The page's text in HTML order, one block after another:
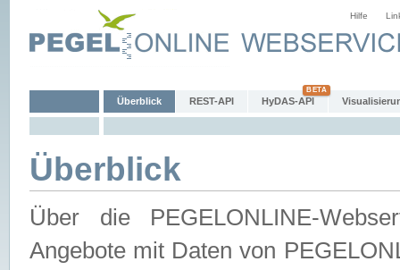
Hilfe
Überblick REST-API HyDAS-API
Überblick
Über die PEGELONLINE-
Angebote mit Daten von